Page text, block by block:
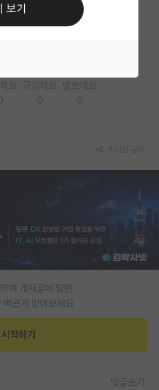
여 게시글에 달린
르게 받아보세요
작하기
댓글쓰기
보기